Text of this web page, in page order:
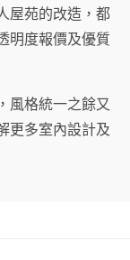
屋苑的改造，都
明度報價及優質
風格統一之餘又
更多室內設計及